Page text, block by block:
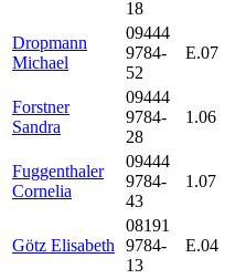
18
Dropmann
Michael
09444
9784-
52
E.07
Forstner
Sandra
09444
9784-
28
1.06
Fuggenthaler
Cornelia
09444
9784-
43
1.07
Götz Elisabeth
08191
9784-
13
E.04